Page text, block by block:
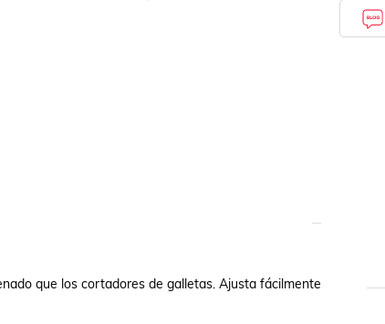
que los cortadores de galletas. Ajusta fácilmente